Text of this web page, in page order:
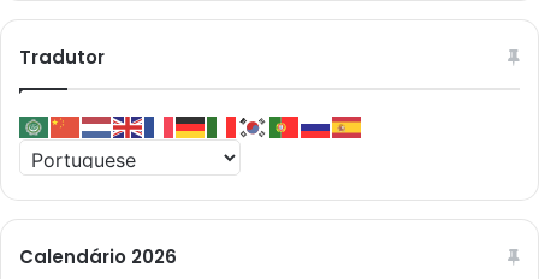
Tradutor
Calendário 2026